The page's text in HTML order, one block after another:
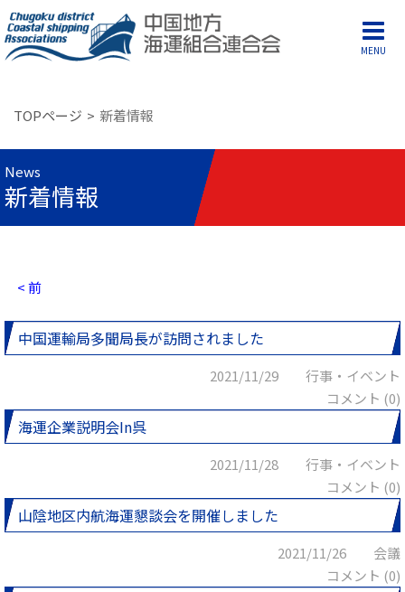
TOPページ 新着情報
News
新着情報
< 前
中国運輸局多聞局長が訪問されました
2021/11/29 行事・イベント
コメント (0)
海運企業説明会In呉
2021/11/28 行事・イベント
コメント (0)
山陰地区内航海運懇談会を開催しました
2021/11/26 会議
コメント (0)
MENU